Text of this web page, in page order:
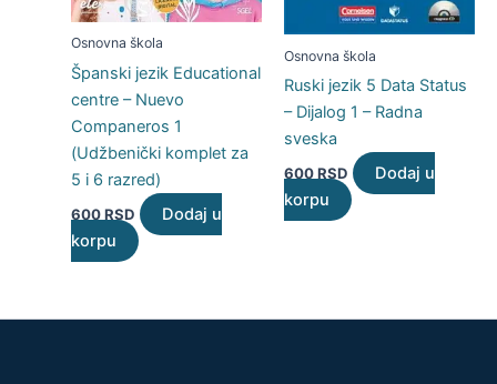
Osnovna škola
Španski jezik Educational
centre – Nuevo
Companeros 1
(Udžbenički komplet za
5 i 6 razred)
600RSD
Dodaj u
korpu
Osnovna škola
Ruski jezik 5 Data Status
– Dijalog 1 – Radna
sveska
600RSD
Dodaj u
korpu